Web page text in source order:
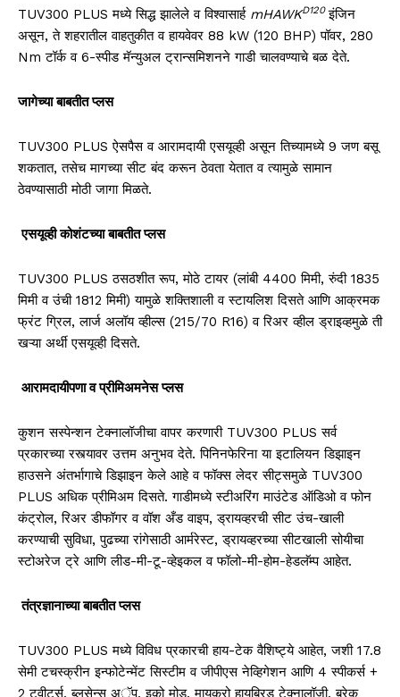
TUV300 PLUSमध्ये सिद्ध झालेले व विश्वासार्ह mHAWKD120इंजिन
असून, ते शहरातील वाहतुकीत व हायवेवर 88 kW (120 BHP)पॉवर, 280
Nmटॉर्क व6-स्पीड मॅन्युअल ट्रान्समिशनने गाडी चालवण्याचे बळ देते.
जागेच्या बाबतीत प्लस
TUV300 PLUSऐसपैस व आरामदायी एसयूव्ही असून तिच्यामध्ये 9 जण बसू
शकतात, तसेच मागच्या सीट बंद करून ठेवता येतात व त्यामुळे सामान
ठेवण्यासाठी मोठी जागा मिळते.
एसयूव्ही कोशंटच्या बाबतीत प्लस
TUV300 PLUSठसठशीत रूप, मोठे टायर (लांबी4400 मिमी,रुंदी1835
मिमी व उंची1812मिमी)यामुळे शक्तिशाली व स्टायलिश दिसते आणि आक्रमक
फ्रंट ग्रिल, लार्ज अलॉय व्हील्स (215/70 R16)व रिअर व्हील ड्राइव्हमुळे ती
खऱ्या अर्थी एसयूव्ही दिसते.
आरामदायीपणा व प्रीमिअमनेस प्लस
कुशन सस्पेन्शन टेक्नालॉजीचा वापर करणारी TUV300 PLUSसर्व
प्रकारच्या रस्त्यावर उत्तम अनुभव देते.पिनिनफेरिना या इटालियन डिझाइन
हाउसने अंतर्भागाचे डिझाइन केले आहे व फॉक्स लेदर सीट्समुळे TUV300
PLUS अधिक प्रीमिअम दिसते. गाडीमध्ये स्टीअरिंग माउंटेड ऑडिओ व फोन
कंट्रोल, रिअर डीफॉगर व वॉश अँड वाइप, ड्रायव्हरची सीट उंच-खाली
करण्याची सुविधा, पुढच्या रांगेसाठी आर्मरेस्ट, ड्रायव्हरच्या सीटखाली सोयीचा
स्टोअरेज ट्रे आणि लीड-मी-टू-व्हेइकल व फॉलो-मी-होम-हेडलॅम्प आहेत.
तंत्रज्ञानाच्या बाबतीत प्लस
TUV300 PLUSमध्ये विविध प्रकारची हाय-टेक वैशिष्ट्ये आहेत, जशी 17.8
सेमी टचस्क्रीन इन्फोटेन्मेंट सिस्टीम व जीपीएस नेव्हिगेशन आणि 4स्पीकर्स+
2ट्वीटर्स,ब्लुसेन्स अॅप, इको मोड, मायक्रो हायब्रिड टेक्नालॉजी, ब्रेक